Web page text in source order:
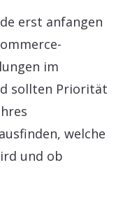
erst anfangen
im
sollten Priorität
welche
und ob